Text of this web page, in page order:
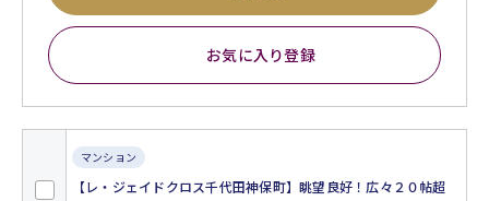
お気に入り登録
マンション
【レ・ジェイドクロス千代田神保町】眺望良好！広々２０帖超